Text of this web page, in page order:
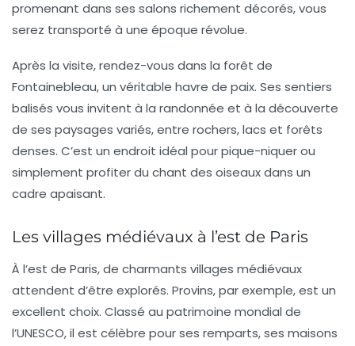
promenant dans ses salons richement décorés, vous
serez transporté à une époque révolue.
Après la visite, rendez-vous dans la forêt de
Fontainebleau, un véritable havre de paix. Ses sentiers
balisés vous invitent à la randonnée et à la découverte
de ses paysages variés, entre rochers, lacs et forêts
denses. C’est un endroit idéal pour pique-niquer ou
simplement profiter du chant des oiseaux dans un
cadre apaisant.
Les villages médiévaux à l’est de Paris
À l’est de Paris, de charmants villages médiévaux
attendent d’être explorés. Provins, par exemple, est un
excellent choix. Classé au patrimoine mondial de
l’UNESCO, il est célèbre pour ses remparts, ses maisons